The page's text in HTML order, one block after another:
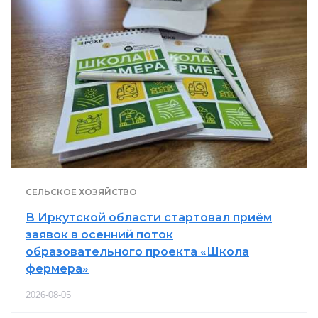
СЕЛЬСКОЕ ХОЗЯЙСТВО
В Иркутской области стартовал приём
заявок в осенний поток
образовательного проекта «Школа
фермера»
2026-08-05